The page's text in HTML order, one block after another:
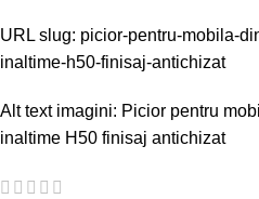
URL slug: picior-pentru-mobila-
inaltime-h50-finisaj-antichizat
Alt text imagini: Picior pentru
inaltime H50 finisaj antichizat